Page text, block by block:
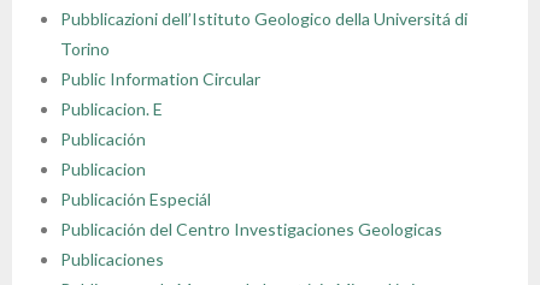
Pubblicazioni dell’Istituto Geologico della Universitá di
Torino
Public Information Circular
Publicacion. E
Publicación
Publicacion
Publicación Especiál
Publicación del Centro Investigaciones Geologicas
Publicaciones